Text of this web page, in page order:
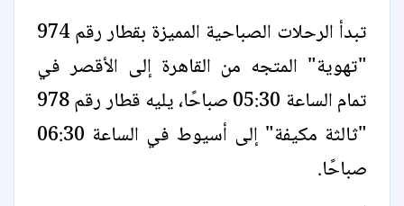
تبدأ الرحلات الصباحية المميزة بقطار رقم 974
"تهوية" المتجه من القاهرة إلى الأقصر في
تمام الساعة 05:30 صباحًا، يليه قطار رقم 978
"ثالثة مكيفة" إلى أسيوط في الساعة 06:30
صباحًا.